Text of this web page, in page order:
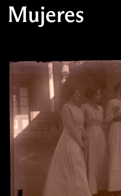
Mujeres